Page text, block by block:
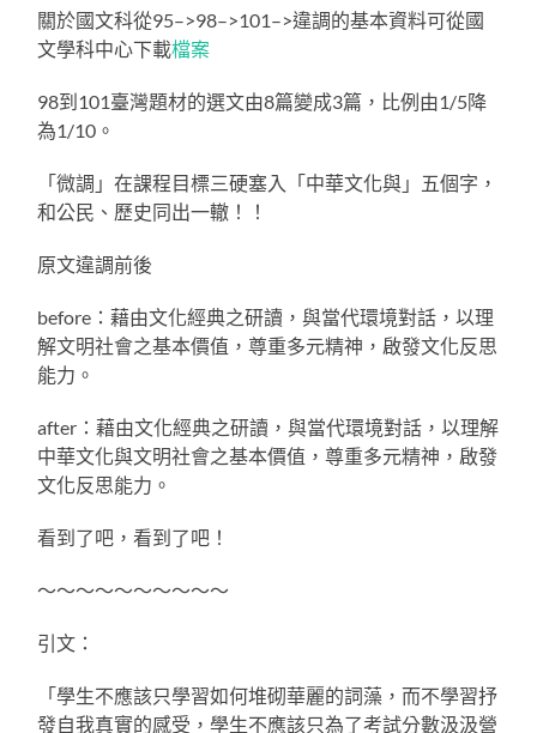
關於國文科從95–>98–>101–>違調的基本資料可從國
文學科中心下載檔案
98到101臺灣題材的選文由8篇變成3篇，比例由1/5降
為1/10。
「微調」在課程目標三硬塞入「中華文化與」五個字，
和公民、歷史同出一轍！！
原文違調前後
before：藉由文化經典之研讀，與當代環境對話，以理
解文明社會之基本價值，尊重多元精神，啟發文化反思
能力。
after：藉由文化經典之研讀，與當代環境對話，以理解
中華文化與文明社會之基本價值，尊重多元精神，啟發
文化反思能力。
看到了吧，看到了吧！
～～～～～～～～～～
引文：
「學生不應該只學習如何堆砌華麗的詞藻，而不學習抒
發自我真實的感受，學生不應該只為了考試分數汲汲營